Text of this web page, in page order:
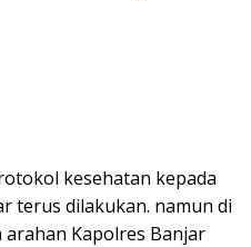
kesehatan kepada
terus dilakukan. namun di
Kapolres Banjar